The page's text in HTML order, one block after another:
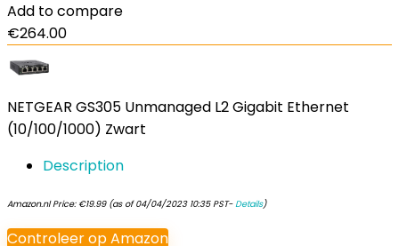
Add to compare
€264.00
NETGEAR GS305 Unmanaged L2 Gigabit Ethernet
(10/100/1000) Zwart
Description
Amazon.nl Price: €19.99(as of 04/04/2023 10:35 PST-Details)
Controleer op Amazon